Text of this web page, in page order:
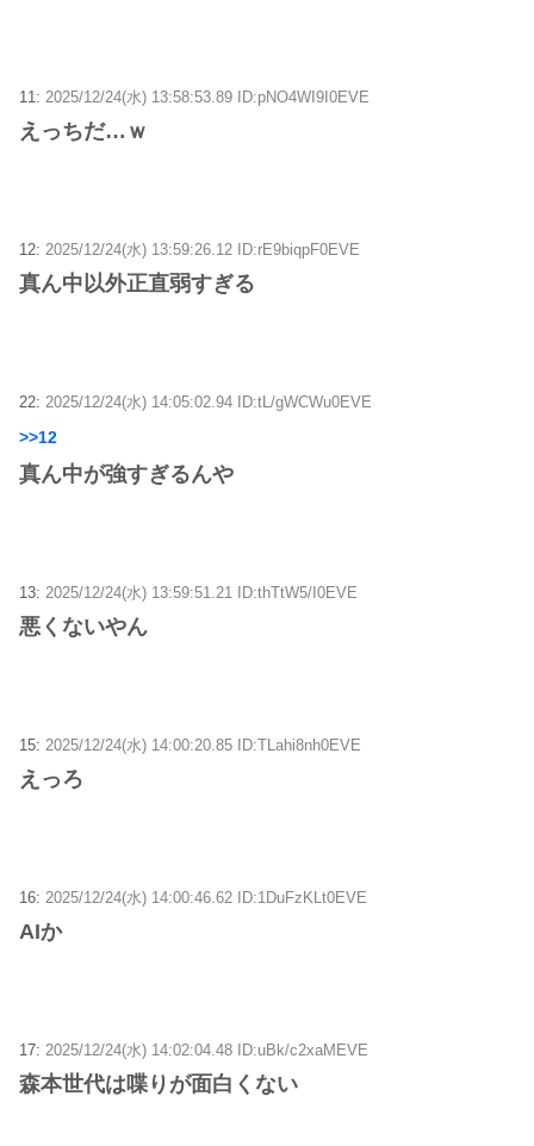
11: 2025/12/24(水) 13:58:53.89 ID:pNO4WI9I0EVE
えっちだ…ｗ
12: 2025/12/24(水) 13:59:26.12 ID:rE9biqpF0EVE
真ん中以外正直弱すぎる
22: 2025/12/24(水) 14:05:02.94 ID:tL/gWCWu0EVE
>>12
真ん中が強すぎるんや
13: 2025/12/24(水) 13:59:51.21 ID:thTtW5/I0EVE
悪くないやん
15: 2025/12/24(水) 14:00:20.85 ID:TLahi8nh0EVE
えっろ
16: 2025/12/24(水) 14:00:46.62 ID:1DuFzKLt0EVE
AIか
17: 2025/12/24(水) 14:02:04.48 ID:uBk/c2xaMEVE
森本世代は喋りが面白くない